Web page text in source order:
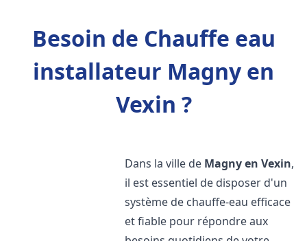
Besoin de Chauffe eau
installateur Magny en
Vexin ?
Dans la ville de Magny en Vexin,
il est essentiel de disposer d'un
système de chauffe-eau efficace
et fiable pour répondre aux